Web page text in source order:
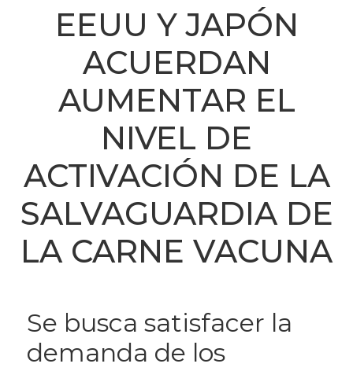
EEUU Y JAPÓN
ACUERDAN
AUMENTAR EL
NIVEL DE
ACTIVACIÓN DE LA
SALVAGUARDIA DE
LA CARNE VACUNA
Se busca satisfacer la
demanda de los